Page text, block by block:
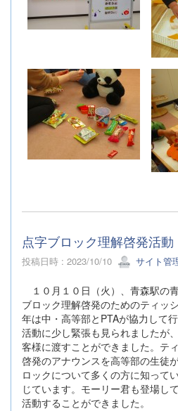
点字ブロック理解啓発活動
投稿日時 : 2023/10/10 サイト管
１０月１０日（火）、青森駅の
ブロック理解啓発のためのティッ
年は中・高等部とPTAが協力して
活動に少し緊張も見られましたが
客様に渡すことができました。テ
啓発のアナウンスを高等部の生徒
ロックについて多くの方に知って
じています。モーリー君も登場し
活動することができました。